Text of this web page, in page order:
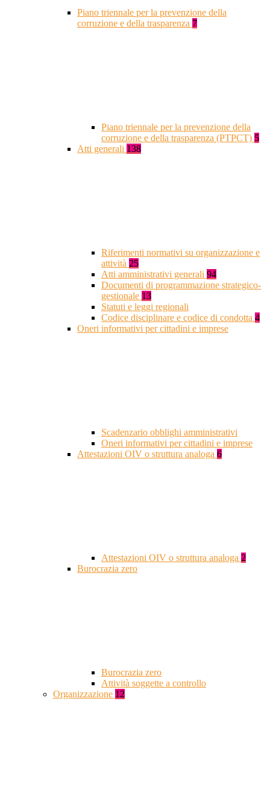
Piano triennale per la prevenzione della
corruzione e della trasparenza 7
Piano triennale per la prevenzione della
corruzione e della trasparenza (PTPCT) 5
Atti generali 138
Riferimenti normativi su organizzazione e
attività 25
Atti amministrativi generali 94
Documenti di programmazione strategico-
gestionale 13
Statuti e leggi regionali
Codice disciplinare e codice di condotta 4
Oneri informativi per cittadini e imprese
Scadenzario obblighi amministrativi
Oneri informativi per cittadini e imprese
Attestazioni OIV o struttura analoga 6
Attestazioni OIV o struttura analoga 2
Burocrazia zero
Burocrazia zero
Attività soggette a controllo
Organizzazione 12